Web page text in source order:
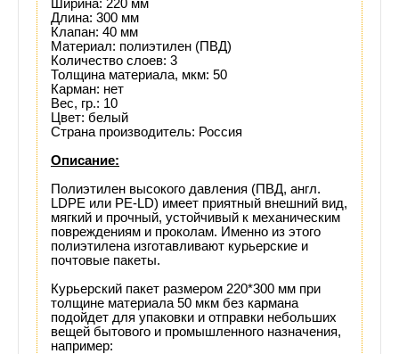
Доставка
этого
товара
Ширина: 220 мм
Длина: 300 мм
Клапан: 40 мм
Материал: полиэтилен (ПВД)
Количество слоев: 3
Толщина материала, мкм: 50
Карман: нет
Вес, гр.: 10
Цвет: белый
Страна производитель: Россия
Описание:
Полиэтилен высокого давления (ПВД, англ.
LDPE или PE-LD) имеет приятный внешний вид,
мягкий и прочный, устойчивый к механическим
повреждениям и проколам. Именно из этого
полиэтилена изготавливают курьерские и
почтовые пакеты.
Курьерский пакет размером 220*300 мм при
толщине материала 50 мкм без кармана
подойдет для упаковки и отправки небольших
вещей бытового и промышленного назначения,
например: